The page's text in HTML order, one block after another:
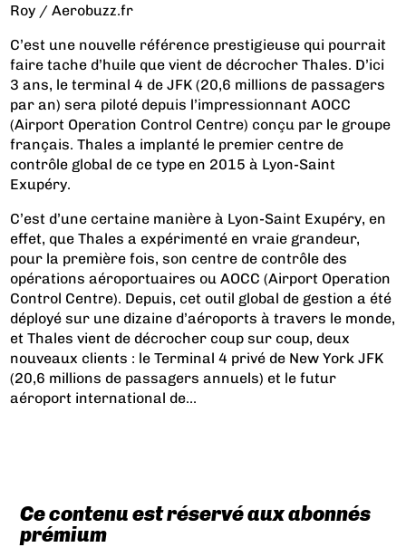
Roy / Aerobuzz.fr
C’est une nouvelle référence prestigieuse qui pourrait
faire tache d’huile que vient de décrocher Thales. D’ici
3 ans, le terminal 4 de JFK (20,6 millions de passagers
par an) sera piloté depuis l’impressionnant AOCC
(Airport Operation Control Centre) conçu par le groupe
français. Thales a implanté le premier centre de
contrôle global de ce type en 2015 à Lyon-Saint
Exupéry.
C’est d’une certaine manière à Lyon-Saint Exupéry, en
effet, que Thales a expérimenté en vraie grandeur,
pour la première fois, son centre de contrôle des
opérations aéroportuaires ou AOCC (Airport Operation
Control Centre). Depuis, cet outil global de gestion a été
déployé sur une dizaine d’aéroports à travers le monde,
et Thales vient de décrocher coup sur coup, deux
nouveaux clients : le Terminal 4 privé de New York JFK
(20,6 millions de passagers annuels) et le futur
aéroport international de...
Ce contenu est réservé aux abonnés
prémium